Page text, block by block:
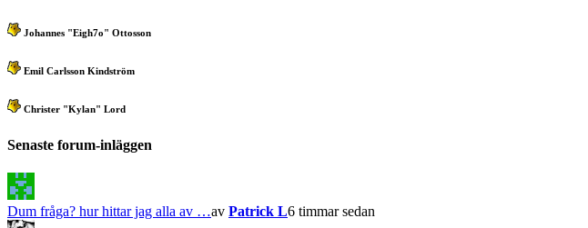
Johannes "Eigh7o" Ottosson
Emil Carlsson Kindström
Christer "Kylan" Lord
Senaste forum-inläggen
Dum fråga? hur hittar jag alla av …av Patrick L6 timmar sedan